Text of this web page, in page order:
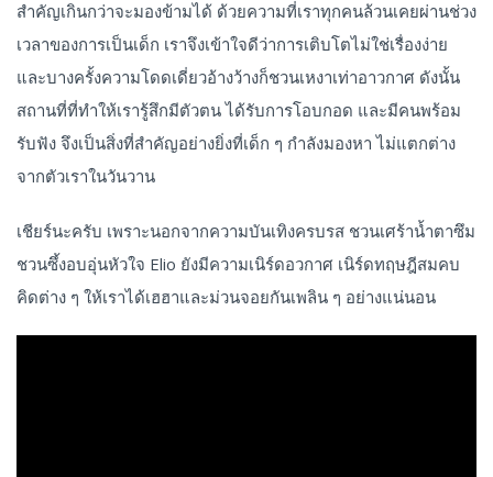
สำคัญเกินกว่าจะมองข้ามได้ ด้วยความที่เราทุกคนล้วนเคยผ่านช่วง
เวลาของการเป็นเด็ก เราจึงเข้าใจดีว่าการเติบโตไม่ใช่เรื่องง่าย
และบางครั้งความโดดเดี่ยวอ้างว้างก็ชวนเหงาเท่าอาวกาศ ดังนั้น
สถานที่ที่ทำให้เรารู้สึกมีตัวตน ได้รับการโอบกอด และมีคนพร้อม
รับฟัง จึงเป็นสิ่งที่สำคัญอย่างยิ่งที่เด็ก ๆ กำลังมองหา ไม่แตกต่าง
จากตัวเราในวันวาน
เชียร์นะครับ เพราะนอกจากความบันเทิงครบรส ชวนเศร้าน้ำตาซึม
ชวนซึ้งอบอุ่นหัวใจ Elio ยังมีความเนิร์ดอวกาศ เนิร์ดทฤษฎีสมคบ
คิดต่าง ๆ ให้เราได้เฮฮาและม่วนจอยกันเพลิน ๆ อย่างแน่นอน